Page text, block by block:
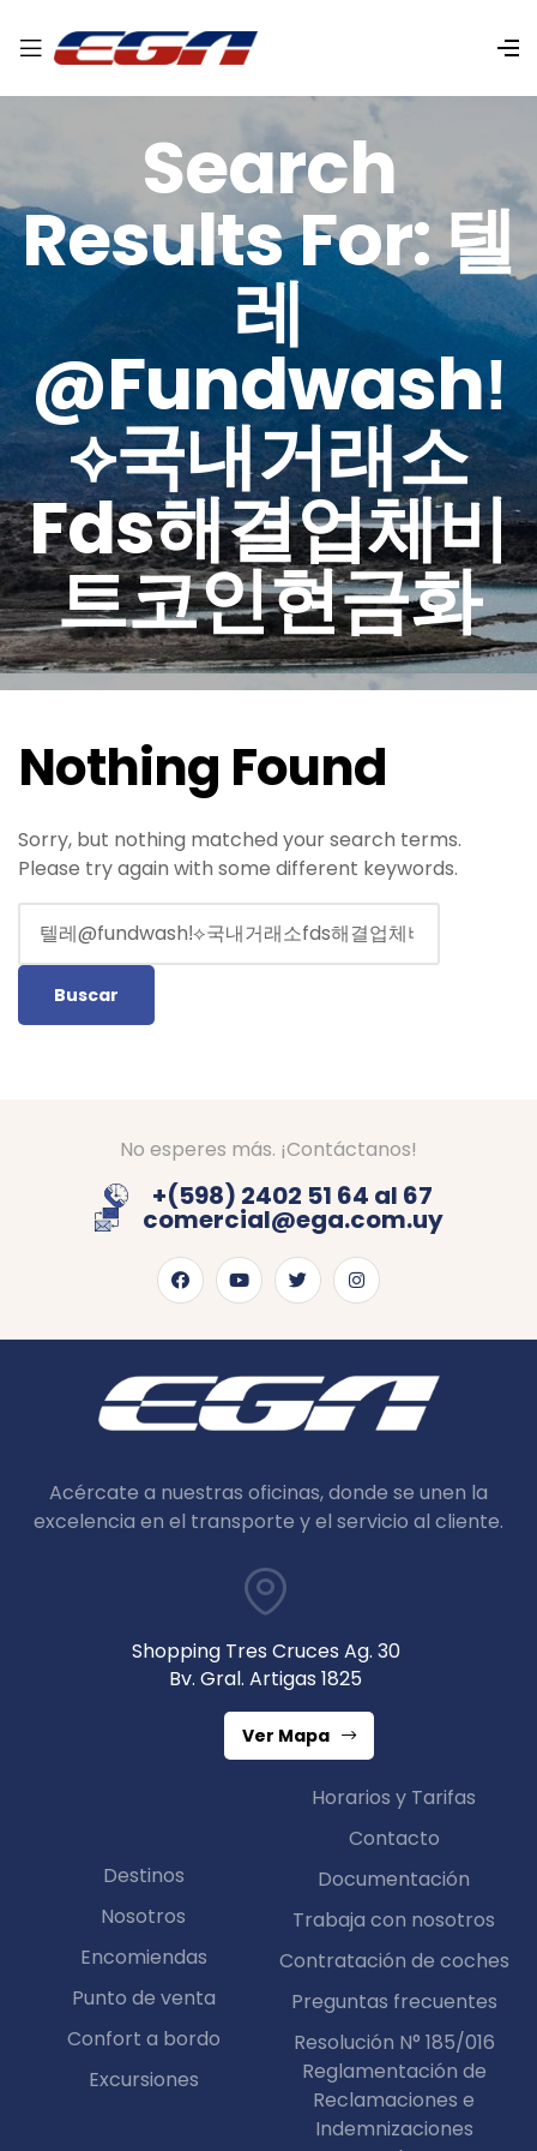
Search
Results For: 텔
레
@fundwashǃ
⟡국내거래소
Fds해결업체비
트코인현금화
Nothing Found
Sorry, but nothing matched your search terms.
Please try again with some different keywords.
No esperes más. ¡Contáctanos!
+(598) 2402 51 64 al 67
comercial@ega.com.uy
Acércate a nuestras oficinas, donde se unen la
excelencia en el transporte y el servicio al cliente.
Shopping Tres Cruces Ag. 30
Bv. Gral. Artigas 1825
Ver Mapa
Destinos
Nosotros
Encomiendas
Punto de venta
Confort a bordo
Excursiones
Horarios y Tarifas
Contacto
Documentación
Trabaja con nosotros
Contratación de coches
Preguntas frecuentes
Resolución N° 185/016
Reglamentación de
Reclamaciones e
Indemnizaciones